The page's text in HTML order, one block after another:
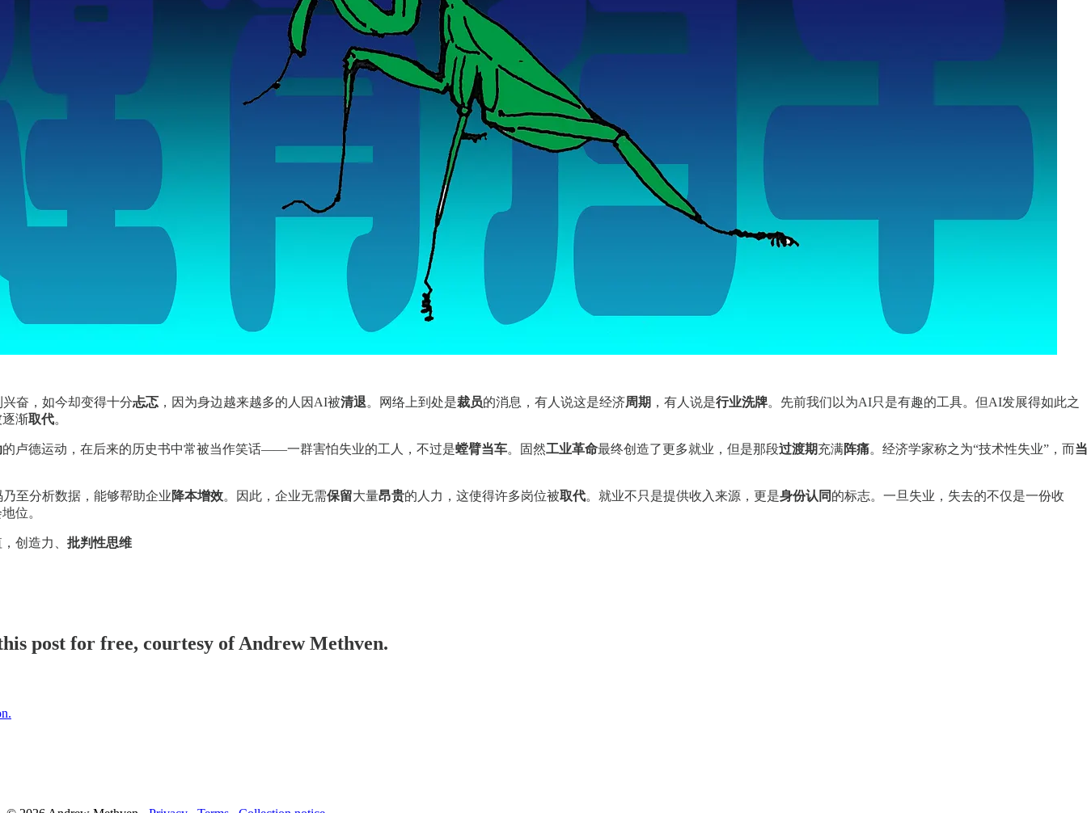
奋，如今却变得十分忐忑 ，因为身边越来越多的人因AI被清退。网络上到处是裁员的消息，有人说这是经济周期 ，有人说是行业洗牌。先前我们以为AI只是有趣的工具。但AI发展得如此之
渐取代。
的卢德运动，在后来的历史书中常被当作笑话——一群害怕失业的工人，不过是螳臂当车。固然工业革命最终创造了更多就业，但是那段过渡期充满阵痛。经济学家称之为“技术性失业”，而当
至分析数据，能够帮助企业降本增效。因此，企业无需保留大量昂贵的人力，这使得许多岗位被取代。就业不只是提供收入来源，更是身份认同 的标志。一旦失业，失去的不仅是一份收
位。
创造力、 批判性思维
post for free, courtesy of Andrew Methven.